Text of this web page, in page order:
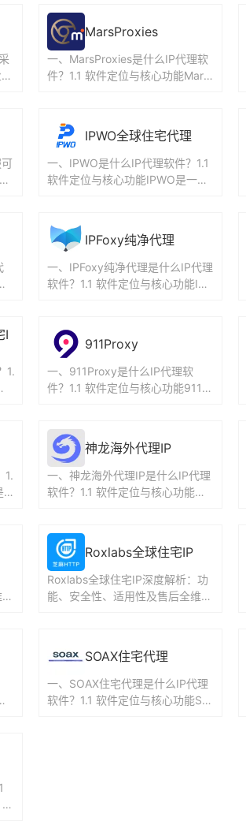
MarsProxies
一、MarsProxies是什么IP代理软
件？1.1 软件定位与核心功能Mars
IPWO全球住宅代理
一、IPWO是什么IP代理软件？1.1
软件定位与核心功能IPWO是一款
IPFoxy纯净代理
一、IPFoxy纯净代理是什么IP代理
软件？1.1 软件定位与核心功能IPF
I
1.
911Proxy
一、911Proxy是什么IP代理软
件？1.1 软件定位与核心功能911Pr
1.
神龙海外代理IP
一、神龙海外代理IP是什么IP代理
软件？1.1 软件定位与核心功能神
Roxlabs全球住宅IP
Roxlabs全球住宅IP深度解析：功
能、安全性、适用性及售后全维度
SOAX住宅代理
一、SOAX住宅代理是什么IP代理
软件？1.1 软件定位与核心功能SO